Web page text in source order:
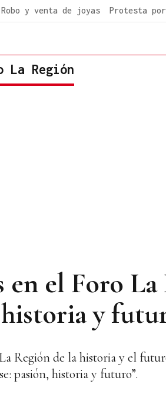
Robo y venta de joyas Protesta
La Región
el Foro La
y
Región de la historia y el
pasión, historia y futuro”.